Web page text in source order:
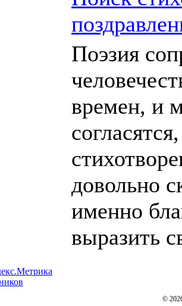
Поэзия
времен, и
довольно
именно
выразить
©